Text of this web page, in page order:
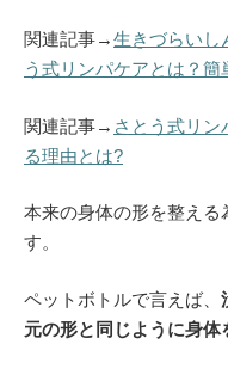
関連記事→生きづらいし
う式リンパケアとは？簡
関連記事→ さとう式リン
る理由とは?
本来の身体の形を整える
す。
ペットボトルで言えば、
元の形と同じように身体